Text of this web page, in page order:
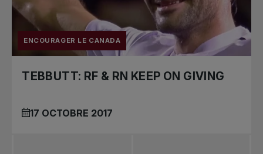
ENCOURAGER LE CANADA
TEBBUTT: RF & RN KEEP ON GIVING
17 OCTOBRE 2017